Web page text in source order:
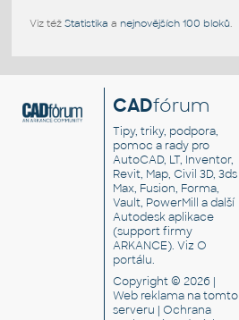
Viz též Statistika a nejnovějších 100 bloků.
CADfórum
Tipy, triky, podpora,
pomoc a rady pro
AutoCAD, LT, Inventor,
Revit, Map, Civil 3D, 3ds
Max, Fusion, Forma,
Vault, PowerMill a další
Autodesk aplikace
(support firmy
ARKANCE). VizO
portálu.
Copyright © 2026 |
Web reklama na tomto
serveru |Ochrana